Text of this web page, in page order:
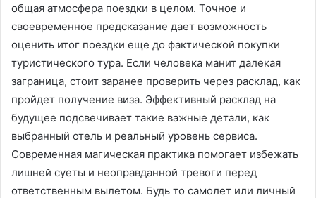
общая атмосфера поездки в целом. Точное и
своевременное предсказание дает возможность
оценить итог поездки еще до фактической покупки
туристического тура. Если человека манит далекая
заграница, стоит заранее проверить через расклад, как
пройдет получение виза. Эффективный расклад на
будущее подсвечивает такие важные детали, как
выбранный отель и реальный уровень сервиса.
Современная магическая практика помогает избежать
лишней суеты и неоправданной тревоги перед
ответственным вылетом. Будь то самолет или личный